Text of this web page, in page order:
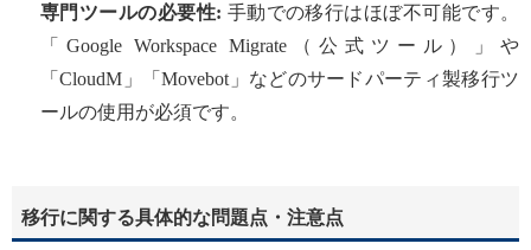
専門ツールの必要性: 手動での移行はほぼ不可能です。
「Google Workspace Migrate（公式ツール）」や
「CloudM」「Movebot」などのサードパーティ製移行ツ
ールの使用が必須です。
移行に関する具体的な問題点・注意点